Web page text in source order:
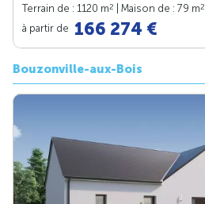
Terrain de : 1120 m2 | Maison de : 79 m2
à partir de 166 274 €
Bouzonville-aux-Bois